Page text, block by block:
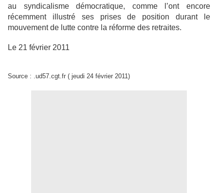
au syndicalisme démocratique, comme l’ont encore
récemment illustré ses prises de position durant le
mouvement de lutte contre la réforme des retraites.
Le 21 février 2011
Source : .ud57.cgt.fr ( jeudi 24 février 2011)